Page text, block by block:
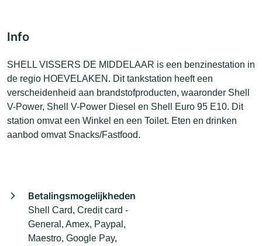
Info
SHELL VISSERS DE MIDDELAAR is een benzinestation in
de regio HOEVELAKEN. Dit tankstation heeft een
verscheidenheid aan brandstofproducten, waaronder Shell
V-Power, Shell V-Power Diesel en Shell Euro 95 E10. Dit
station omvat een Winkel en een Toilet. Eten en drinken
aanbod omvat Snacks/Fastfood.
Betalingsmogelijkheden
Shell Card, Credit card -
General, Amex, Paypal,
Maestro, Google Pay,